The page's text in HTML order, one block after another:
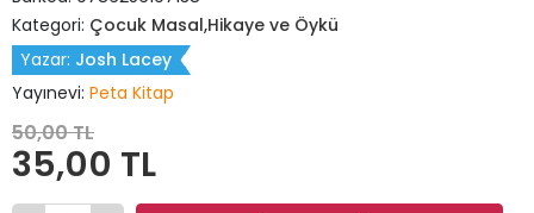
Kategori: Çocuk Masal,Hikaye ve Öykü
Yazar: Josh Lacey
Yayınevi: Peta Kitap
50,00 TL
35,00 TL